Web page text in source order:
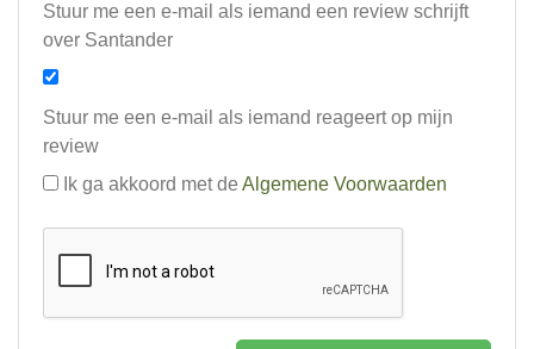
Stuur me een e-mail als iemand een review schrijft
over Santander
Stuur me een e-mail als iemand reageert op mijn
review
Ik ga akkoord met de Algemene Voorwaarden